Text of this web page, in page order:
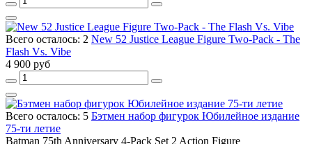
Всего осталось: 2 New 52 Justice League Figure Two-Pack - The
Flash Vs. Vibe
4 900 руб
Всего осталось: 5 Бэтмен набор фигурок Юбилейное издание
75-ти летие
Batman 75th Anniversary 4-Pack Set 2 Action Figure